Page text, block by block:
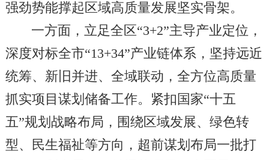
强劲势能撑起区域高质量发展坚实骨架。
一方面，立足全区“3+2”主导产业定位，
深度对标全市“13+34”产业链体系，坚持远近
统筹、新旧并进、全域联动，全方位高质量
抓实项目谋划储备工作。紧扣国家“十五
五”规划战略布局，围绕区域发展、绿色转
型、民生福祉等方向，超前谋划布局一批打